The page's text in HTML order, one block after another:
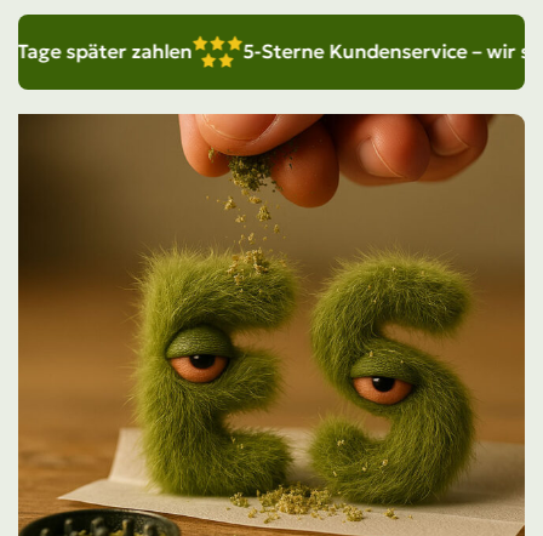
später zahlen 5-Sterne Kundenservice – wir sind